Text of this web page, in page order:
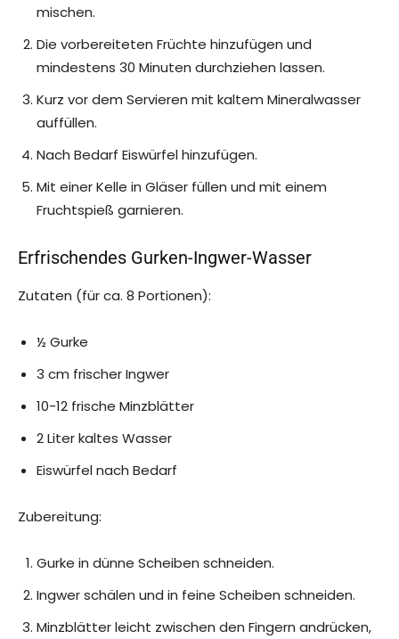
mischen.
Die vorbereiteten Früchte hinzufügen und
mindestens 30 Minuten durchziehen lassen.
Kurz vor dem Servieren mit kaltem Mineralwasser
auffüllen.
Nach Bedarf Eiswürfel hinzufügen.
Mit einer Kelle in Gläser füllen und mit einem
Fruchtspieß garnieren.
Erfrischendes Gurken-Ingwer-Wasser
Zutaten (für ca. 8 Portionen):
½ Gurke
3 cm frischer Ingwer
10-12 frische Minzblätter
2 Liter kaltes Wasser
Eiswürfel nach Bedarf
Zubereitung:
Gurke in dünne Scheiben schneiden.
Ingwer schälen und in feine Scheiben schneiden.
Minzblätter leicht zwischen den Fingern andrücken,